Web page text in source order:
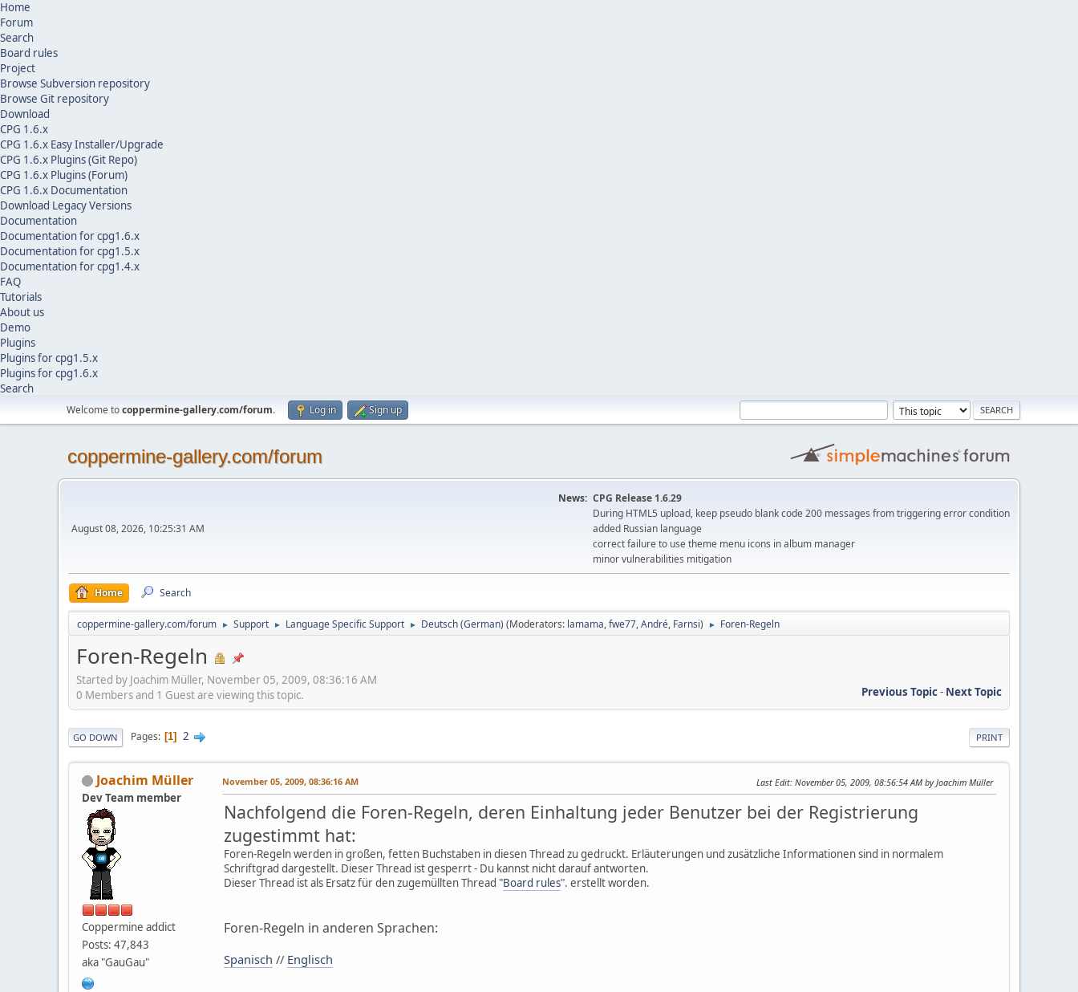
Home
Forum
Search
Board rules
Project
Browse Subversion repository
Browse Git repository
Download
CPG 1.6.x
CPG 1.6.x Easy Installer/Upgrade
CPG 1.6.x Plugins (Git Repo)
CPG 1.6.x Plugins (Forum)
CPG 1.6.x Documentation
Download Legacy Versions
Documentation
Documentation for cpg1.6.x
Documentation for cpg1.5.x
Documentation for cpg1.4.x
FAQ
Tutorials
About us
Demo
Plugins
Plugins for cpg1.5.x
Plugins for cpg1.6.x
Search
Welcome tocoppermine-gallery.com/forum. Log in Sign up
coppermine-gallery.com/forum
August 08, 2026, 10:25:31 AM
News: CPG Release 1.6.29
During HTML5 upload, keep pseudo blank code 200 messages from triggering error condition
added Russian language
correct failure to use theme menu icons in album manager
minor vulnerabilities mitigation
Home Search
coppermine-gallery.com/forum ► Support ► Language Specific Support ► Deutsch (German) (Moderators: lamama,fwe77,Αndré, Farnsi) ► Foren-Regeln
Foren-Regeln
Started by Joachim Müller, November 05, 2009, 08:36:16 AM
Previous Topic- Next Topic
0 Members and 1 Guest are viewing this topic.
PRINT
GO DOWN Pages 1 2
Joachim Müller
Dev Team member
Coppermine addict
Posts: 47,843
aka "GauGau"
November 05, 2009, 08:36:16 AM Last Edit: November 05, 2009, 08:56:54 AM by Joachim Müller
Nachfolgend die Foren-Regeln, deren Einhaltung jeder Benutzer bei der Registrierung
zugestimmt hat:
Foren-Regeln werden in großen, fetten Buchstaben in diesen Thread zu gedruckt. Erläuterungen und zusätzliche Informationen sind in normalem
Schriftgrad dargestellt. Dieser Thread ist gesperrt - Du kannst nicht darauf antworten.
Dieser Thread ist als Ersatz für den zugemüllten Thread "Board rules". erstellt worden.
Foren-Regeln in anderen Sprachen:
Spanisch // Englisch